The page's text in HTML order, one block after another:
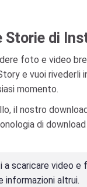
Storie di
foto e video
e vuoi
momento.
il nostro
di
scaricare video
informazioni altrui.